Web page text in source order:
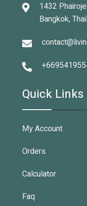
1432
Bangkok,
Quick Links
My Account
Orders
Calculator
Faq